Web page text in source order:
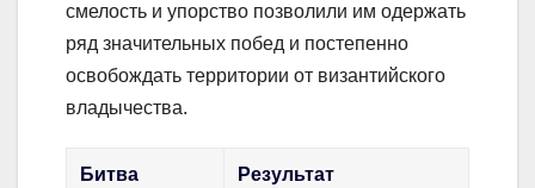
смелость и упорство позволили им одержать
ряд значительных побед и постепенно
освобождать территории от византийского
владычества.
Битва Результат